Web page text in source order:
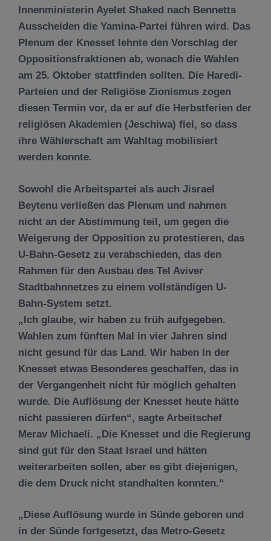
Innenministerin Ayelet Shaked nach Bennetts
Ausscheiden die Yamina-Partei führen wird. Das
Plenum der Knesset lehnte den Vorschlag der
Oppositionsfraktionen ab, wonach die Wahlen
am 25. Oktober stattfinden sollten. Die Haredi-
Parteien und der Religiöse Zionismus zogen
diesen Termin vor, da er auf die Herbstferien der
religiösen Akademien (Jeschiwa) fiel, so dass
ihre Wählerschaft am Wahltag mobilisiert
werden konnte.
Sowohl die Arbeitspartei als auch Jisrael
Beytenu verließen das Plenum und nahmen
nicht an der Abstimmung teil, um gegen die
Weigerung der Opposition zu protestieren, das
U-Bahn-Gesetz zu verabschieden, das den
Rahmen für den Ausbau des Tel Aviver
Stadtbahnnetzes zu einem vollständigen U-
Bahn-System setzt.
„Ich glaube, wir haben zu früh aufgegeben.
Wahlen zum fünften Mal in vier Jahren sind
nicht gesund für das Land. Wir haben in der
Knesset etwas Besonderes geschaffen, das in
der Vergangenheit nicht für möglich gehalten
wurde. Die Auflösung der Knesset heute hätte
nicht passieren dürfen“, sagte Arbeitschef
Merav Michaeli. „Die Knesset und die Regierung
sind gut für den Staat Israel und hätten
weiterarbeiten sollen, aber es gibt diejenigen,
die dem Druck nicht standhalten konnten.“
„Diese Auflösung wurde in Sünde geboren und
in der Sünde fortgesetzt, das Metro-Gesetz